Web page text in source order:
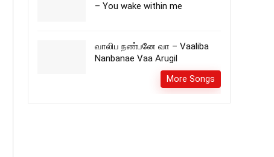
– You wake within me
வாலிப நண்பனே வா – Vaaliba
Nanbanae Vaa Arugil
More Songs